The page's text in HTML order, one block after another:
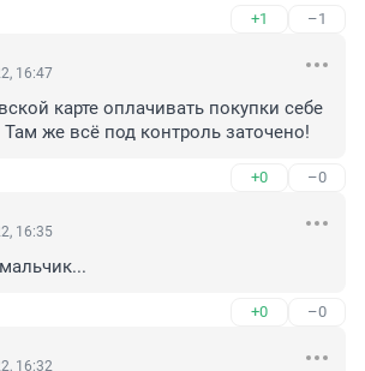
+1 –1
16:47
карте оплачивать покупки себе
же всё под контроль заточено!
+0 –0
16:35
+0 –0
16:32